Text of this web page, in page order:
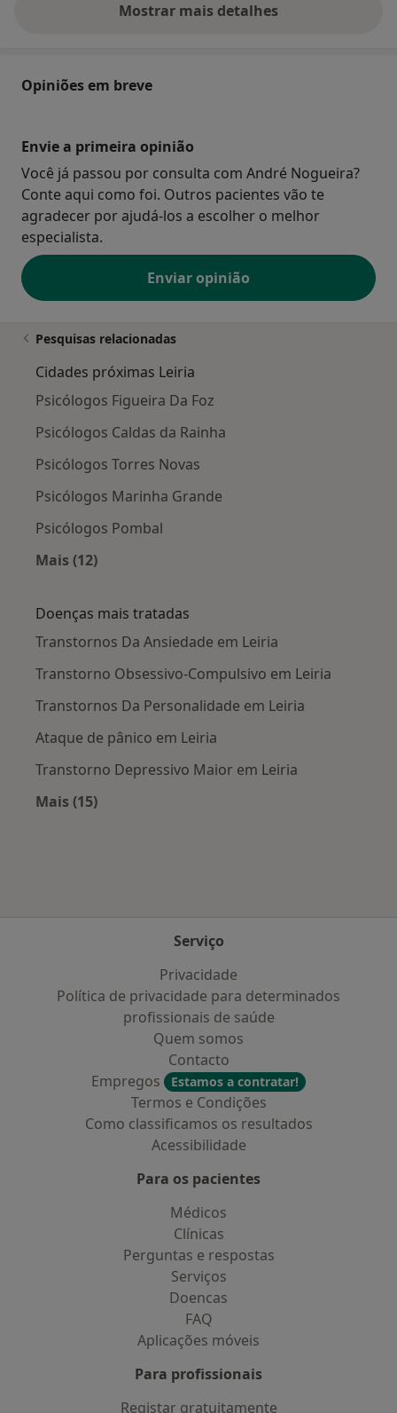
Mostrar mais detalhes
sobre o endereço
Opiniões em breve
Envie a primeira opinião
Você já passou por consulta com André Nogueira?
Conte aqui como foi. Outros pacientes vão te
agradecer por ajudá-los a escolher o melhor
especialista.
Enviar opinião
Pesquisas relacionadas
Cidades próximas Leiria
Psicólogos Figueira Da Foz
Psicólogos Caldas da Rainha
Psicólogos Torres Novas
Psicólogos Marinha Grande
Psicólogos Pombal
Mais (12)
Doenças mais tratadas
Transtornos Da Ansiedade em Leiria
Transtorno Obsessivo-Compulsivo em Leiria
Transtornos Da Personalidade em Leiria
Ataque de pânico em Leiria
Transtorno Depressivo Maior em Leiria
Mais (15)
Serviço
Privacidade
Política de privacidade para determinados
profissionais de saúde
Quem somos
Contacto
Empregos
Estamos a contratar!
Termos e Condições
Como classificamos os resultados
Acessibilidade
Para os pacientes
Médicos
Clínicas
Perguntas e respostas
Serviços
Doencas
FAQ
Aplicações móveis
Para profissionais
Registar gratuitamente